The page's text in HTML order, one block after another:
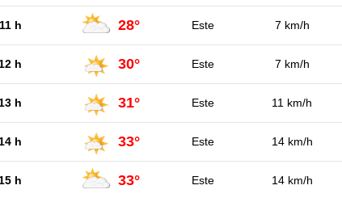
11 h 28° Este 7 km/h
12 h 30° Este 7 km/h
13 h 31° Este 11 km/h
14 h 33° Este 14 km/h
15 h 33° Este 14 km/h